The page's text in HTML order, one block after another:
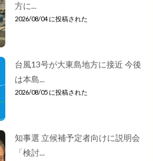
方に...
2026/08/04 に投稿された
台風13号が大東島地方に接近 今後
は本島...
2026/08/05 に投稿された
知事選 立候補予定者向けに説明会
「検討...